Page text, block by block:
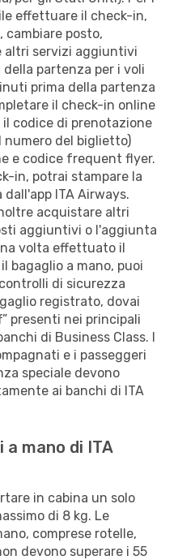
effettuare il check-in,
cambiare posto,
altri servizi aggiuntivi
partenza per i voli
prima della partenza
il check-in online
codice di prenotazione
numero del biglietto)
e codice frequent flyer.
in, potrai stampare la
ITA Airways.
acquistare altri
aggiuntivi o l'aggiunta
volta effettuato il
bagaglio a mano, puoi
di sicurezza
registrato, dovai
presenti nei principali
di Business Class. I
e i passeggeri
speciale devono
ai banchi di ITA
mano di ITA
in cabina un solo
di 8 kg. Le
comprese rotelle,
devono superare i 55